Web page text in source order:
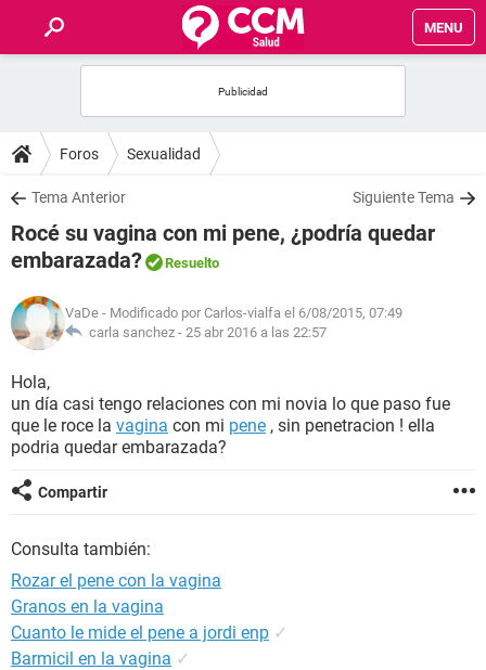
MENU
FOROS
SALUD
FAMILIA
NUTRICIÓN
SEXUALIDAD
Foros Sexualidad
Tema Anterior Siguiente Tema
Rocé su vagina con mi pene, ¿podría quedar
embarazada?
Resuelto
VaDe - Modificado por Carlos-vialfa el 6/08/2015, 07:49
carla sanchez - 25 abr 2016 a las 22:57
Hola,
un día casi tengo relaciones con mi novia lo que paso fue
que le roce la vagina con mi pene , sin penetracion ! ella
podria quedar embarazada?
Compartir
Consulta también:
Rozar el pene con la vagina
Granos en la vagina
Cuanto le mide el pene a jordi enp ✓
Barmicil en la vagina ✓